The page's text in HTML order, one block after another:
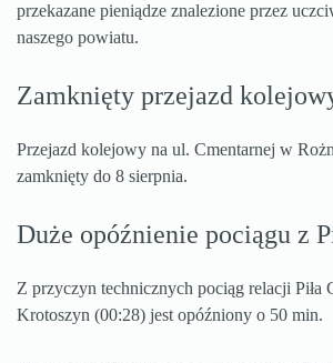
przekazane pieniądze znalezione przez
naszego powiatu.
Zamknięty przejazd
Przejazd kolejowy na ul. Cmentarnej w
zamknięty do 8 sierpnia.
Duże opóźnienie pociągu z
Z przyczyn technicznych pociąg relacji Piła
Krotoszyn (00:28) jest opóźniony o 50 min.